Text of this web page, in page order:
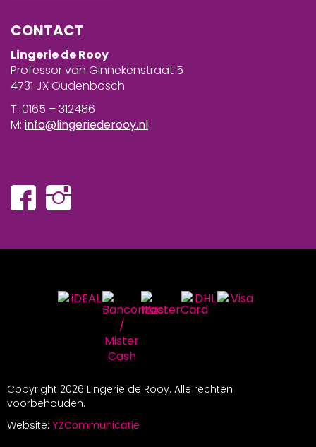
CONTACT
Lingerie de Rooy
Professor van Ginnekenstraat 5
4731 JX Oudenbosch
T: 0165 – 312486
M: info@lingeriederooy.nl
Copyright 2026 Lingerie de Rooy. Alle rechten
voorbehouden.
Website: YZCommunicatie